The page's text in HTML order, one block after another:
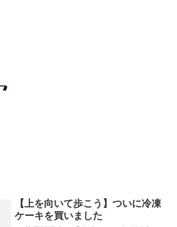
【上を向いて歩こう】ついに冷凍
ケーキを買いました